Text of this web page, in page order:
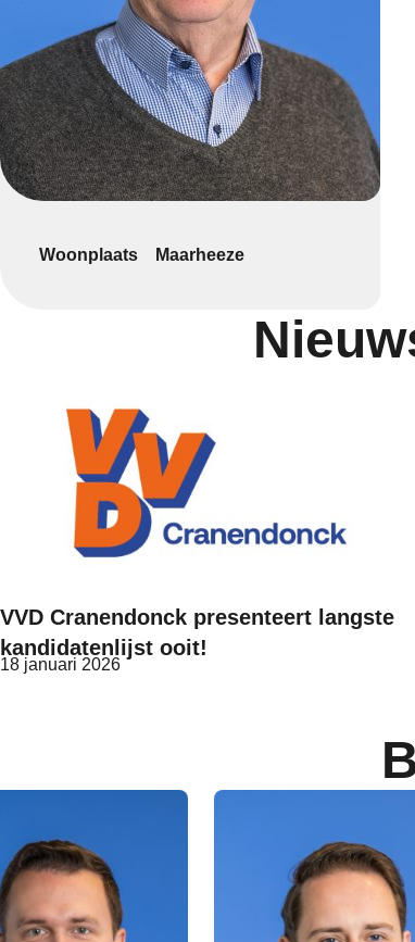
Woonplaats Maarheeze
VVD Cranendonck presenteert langste
kandidatenlijst ooit!
18 januari 2026